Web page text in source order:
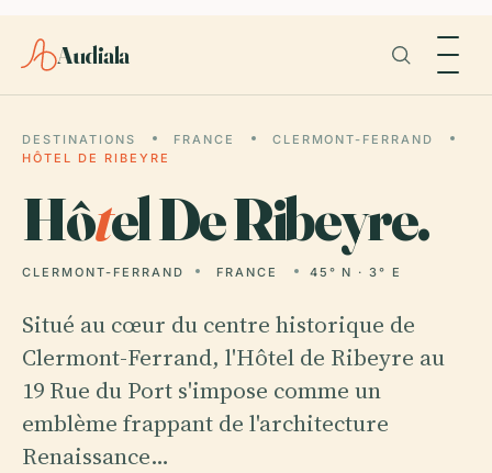
Audiala
DESTINATIONS FRANCE
CLERMONT-FERRAND
HÔTEL DE RIBEYRE
Hôtel De Ribeyre.
CLERMONT-FERRAND FRANCE 45° N · 3° E
Situé au cœur du centre historique de
Clermont-Ferrand, l'Hôtel de Ribeyre au
19 Rue du Port s'impose comme un
emblème frappant de l'architecture
Renaissance…